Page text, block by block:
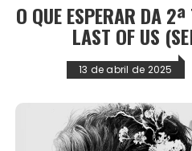
O QUE ESPERAR DA
LAST OF US
13 de abril de 2025